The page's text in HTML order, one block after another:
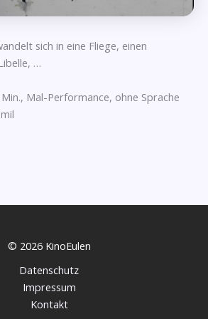
sich in eine Fliege, einen
…
Mal-Performance, ohne Sprache
© 2026 KinoEulen
Datenschutz
Impressum
Kontakt